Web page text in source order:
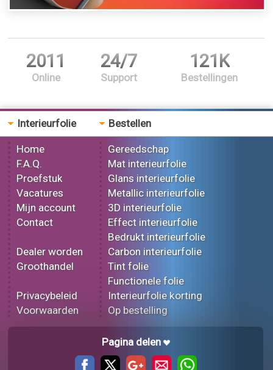
2011
Online
24/7
Support
121K
Bestellingen
Interieurfolie
Home
F.A.Q.
Proefstuk
Vacatures
Mijn account
Contact
Dealer worden
Groothandel
Privacybeleid
Voorwaarden
Bestellen
Gereedschap
Mat interieurfolie
Glans interieurfolie
Metallic interieurfolie
3D interieurfolie
Effect interieurfolie
Bedrukt interieurfolie
Carbon interieurfolie
Tint folie
Functionele folie
Interieurfolie korting
Op bestelling
Pagina delen